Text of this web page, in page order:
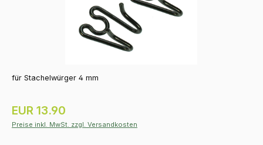
für Stachelwürger 4 mm
Regulärer Preis:
EUR 13.90
Preise inkl. MwSt. zzgl. Versandkosten